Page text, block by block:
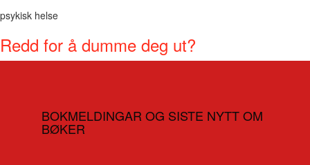
psykisk helse
Redd for å dumme deg ut?
BOKMELDINGAR OG SISTE NYTT OM
BØKER